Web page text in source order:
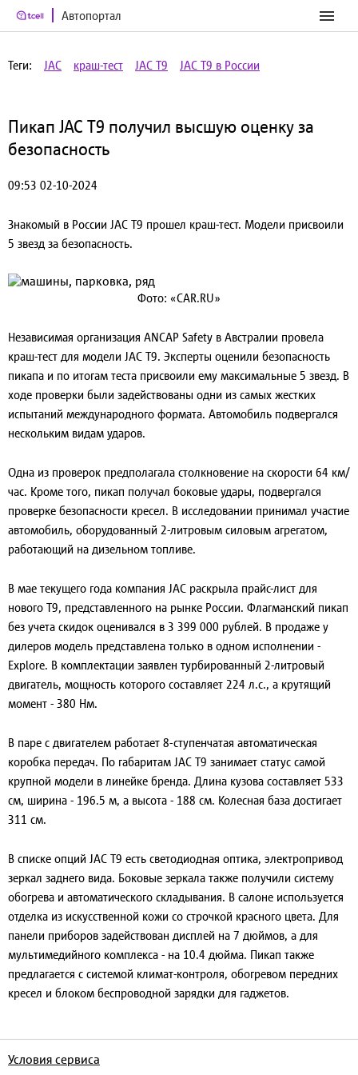
Автопортал
Теги: JAC краш-тест JAC T9 JAC T9 в России
Пикап JAC T9 получил высшую оценку за
безопасность
09:53 02-10-2024
Знакомый в России JAC T9 прошел краш-тест. Модели присвоили
5 звезд за безопасность.
Фото: «CAR.RU»
Независимая организация ANCAP Safety в Австралии провела
краш-тест для модели JAC T9. Эксперты оценили безопасность
пикапа и по итогам теста присвоили ему максимальные 5 звезд. В
ходе проверки были задействованы одни из самых жестких
испытаний международного формата. Автомобиль подвергался
нескольким видам ударов.
Одна из проверок предполагала столкновение на скорости 64 км/
час. Кроме того, пикап получал боковые удары, подвергался
проверке безопасности кресел. В исследовании принимал участие
автомобиль, оборудованный 2-литровым силовым агрегатом,
работающий на дизельном топливе.
В мае текущего года компания JAC раскрыла прайс-лист для
нового T9, представленного на рынке России. Флагманский пикап
без учета скидок оценивался в 3 399 000 рублей. В продаже у
дилеров модель представлена только в одном исполнении -
Explore. В комплектации заявлен турбированный 2-литровый
двигатель, мощность которого составляет 224 л.с., а крутящий
момент - 380 Нм.
В паре с двигателем работает 8-ступенчатая автоматическая
коробка передач. По габаритам JAC T9 занимает статус самой
крупной модели в линейке бренда. Длина кузова составляет 533
см, ширина - 196.5 м, а высота - 188 см. Колесная база достигает
311 см.
В списке опций JAC T9 есть светодиодная оптика, электропривод
зеркал заднего вида. Боковые зеркала также получили систему
обогрева и автоматического складывания. В салоне используется
отделка из искусственной кожи со строчкой красного цвета. Для
панели приборов задействован дисплей на 7 дюймов, а для
мультимедийного комплекса - на 10.4 дюйма. Пикап также
предлагается с системой климат-контроля, обогревом передних
кресел и блоком беспроводной зарядки для гаджетов.
Условия сервиса